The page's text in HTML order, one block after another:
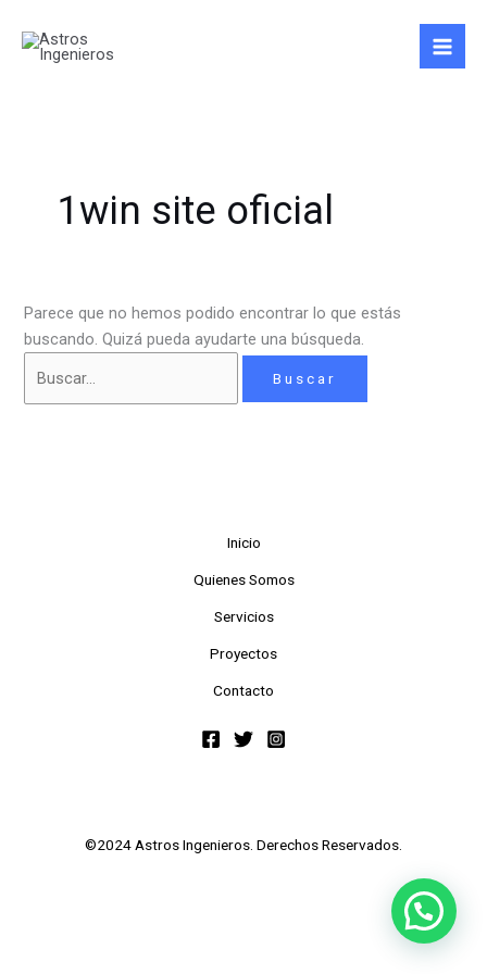
contenido
1win site oficial
Parece que no hemos podido encontrar lo que estás
buscando. Quizá pueda ayudarte una búsqueda.
por:
Inicio
Quienes Somos
Servicios
Proyectos
Contacto
©2024 Astros Ingenieros. Derechos Reservados.